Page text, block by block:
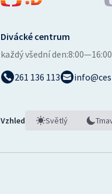
Divácké centrum
každý všední den:
261 136 113
Vzhled Světlý